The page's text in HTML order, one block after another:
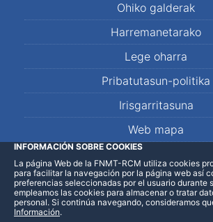
Ohiko galderak
Harremanetarako
Lege oharra
Pribatutasun-politika
Irisgarritasuna
Web mapa
LinkedInFacebookWhatsApp
INFORMACIÓN SOBRE COOKIES
La página Web de la FNMT-RCM utiliza cookies
para facilitar la navegación por la página web así
preferencias seleccionadas por el usuario durante
empleamos las cookies para almacenar o tratar
personal. Si continúa navegando, consideramos
Información.